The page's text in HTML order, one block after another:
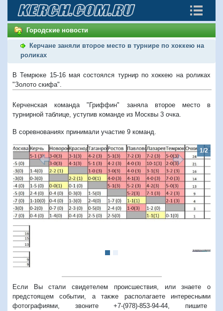
Городские новости
Керчане заняли второе место в турнире по хоккею на
роликах
В Темрюке 15-16 мая состоялся турнир по хоккею на роликах
"Золото скифа".
Керченская команда "Гриффин" заняла второе место в
турнирной таблице, уступив команде из Москвы 3 очка.
В соревнованиях принимали участие 9 команд.
1/2
Предыдущий
Если Вы стали свидетелем происшествия, или знаете о
предстоящем событии, а также располагаете интересными
фотографиями, звоните +7-(978)-853-94-44, пишите